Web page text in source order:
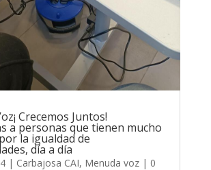
Crecemos Juntos!
a personas que tienen mucho
la igualdad de
día a día
| Carbajosa CAI, Menuda voz| 0